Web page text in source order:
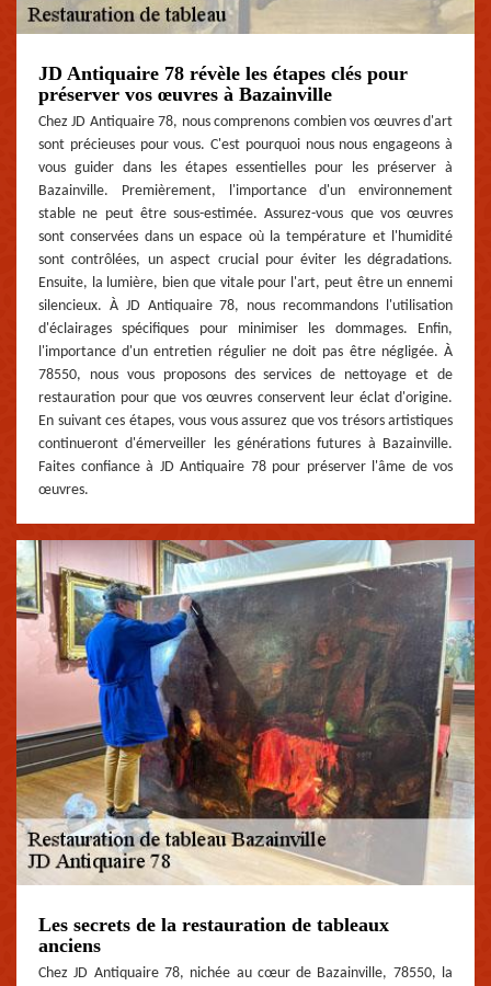
JD Antiquaire 78 révèle les étapes clés pour
préserver vos œuvres à Bazainville
Chez JD Antiquaire 78, nous comprenons combien vos œuvres d'art
sont précieuses pour vous. C'est pourquoi nous nous engageons à
vous guider dans les étapes essentielles pour les préserver à
Bazainville. Premièrement, l'importance d'un environnement
stable ne peut être sous-estimée. Assurez-vous que vos œuvres
sont conservées dans un espace où la température et l'humidité
sont contrôlées, un aspect crucial pour éviter les dégradations.
Ensuite, la lumière, bien que vitale pour l'art, peut être un ennemi
silencieux. À JD Antiquaire 78, nous recommandons l'utilisation
d'éclairages spécifiques pour minimiser les dommages. Enfin,
l'importance d'un entretien régulier ne doit pas être négligée. À
78550, nous vous proposons des services de nettoyage et de
restauration pour que vos œuvres conservent leur éclat d'origine.
En suivant ces étapes, vous vous assurez que vos trésors artistiques
continueront d'émerveiller les générations futures à Bazainville.
Faites confiance à JD Antiquaire 78 pour préserver l'âme de vos
œuvres.
Les secrets de la restauration de tableaux
anciens
Chez JD Antiquaire 78, nichée au cœur de Bazainville, 78550, la